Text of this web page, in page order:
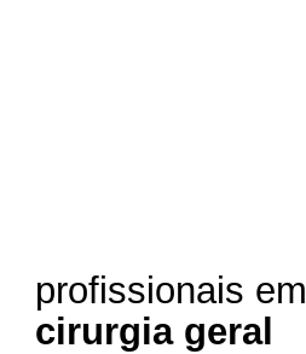
profissionais em
cirurgia geral